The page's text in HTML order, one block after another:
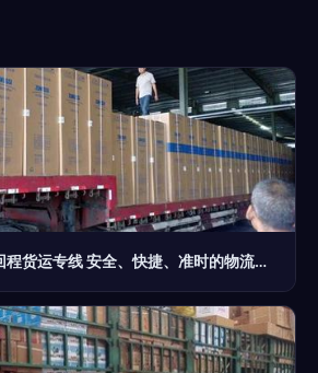
东营至成都返空车回程货运专线 安全、快捷、准时的物流保障